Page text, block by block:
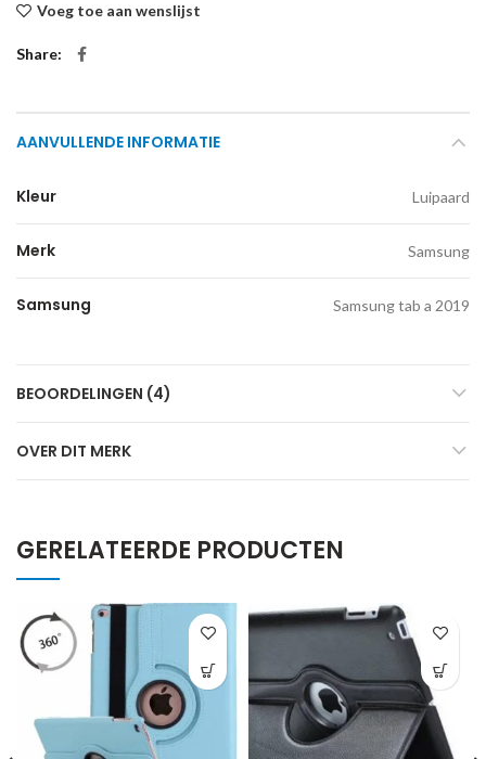
Voeg toe aan wenslijst
Share
AANVULLENDE INFORMATIE
Kleur Luipaard
Merk Samsung
Samsung Samsung tab a 2019
BEOORDELINGEN (4)
OVER DIT MERK
GERELATEERDE PRODUCTEN